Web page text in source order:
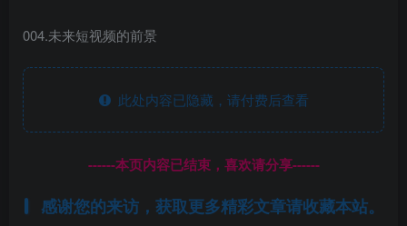
004.未来短视频的前景
此处内容已隐藏，请付费后查看
------本页内容已结束，喜欢请分享------
感谢您的来访，获取更多精彩文章请收藏本站。